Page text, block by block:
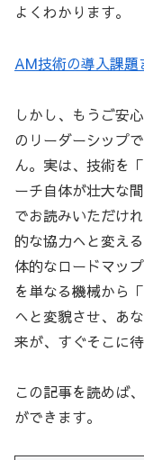
よくわかります。
AM技術の導入課題
しかし、もうご安
のリーダーシップ
ん。実は、技術を
ーチ自体が壮大な
でお読みいただけ
的な協力へと変え
体的なロードマッ
を単なる機械から
へと変貌させ、あ
来が、すぐそこに待
この記事を読めば
ができます。